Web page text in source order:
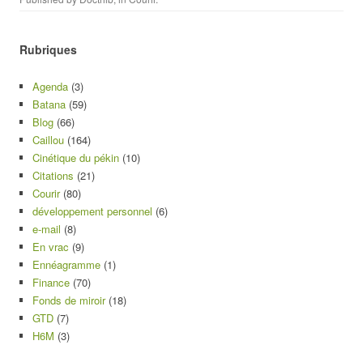
Rubriques
Agenda (3)
Batana (59)
Blog (66)
Caillou (164)
Cinétique du pékin (10)
Citations (21)
Courir(80)
développement personnel (6)
e-mail (8)
En vrac (9)
Ennéagramme (1)
Finance (70)
Fonds de miroir(18)
GTD (7)
H6M (3)